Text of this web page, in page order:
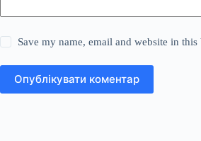
Save my name, email and website in
Опублікувати коментар